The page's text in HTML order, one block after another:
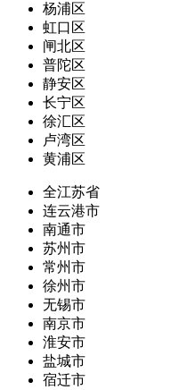
杨浦区
虹口区
闸北区
普陀区
静安区
长宁区
徐汇区
卢湾区
黄浦区
全江苏省
连云港市
南通市
苏州市
常州市
徐州市
无锡市
南京市
淮安市
盐城市
宿迁市